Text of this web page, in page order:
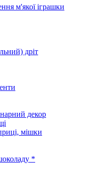
м'якої іграшки
дріт
декор
мішки
*